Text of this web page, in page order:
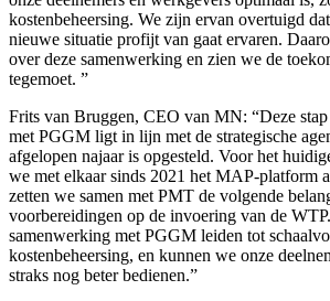
kostenbeheersing. We zijn ervan overtuigd
nieuwe situatie profijt van gaat ervaren.
over deze samenwerking en zien we de
tegemoet. ”
Frits van Bruggen, CEO van MN: “Deze
met PGGM ligt in lijn met de strategische
afgelopen najaar is opgesteld. Voor het
we met elkaar sinds 2021 het MAP-platform
zetten we samen met PMT de volgende
voorbereidingen op de invoering van de
samenwerking met PGGM leiden tot
kostenbeheersing, en kunnen we onze
straks nog beter bedienen.”